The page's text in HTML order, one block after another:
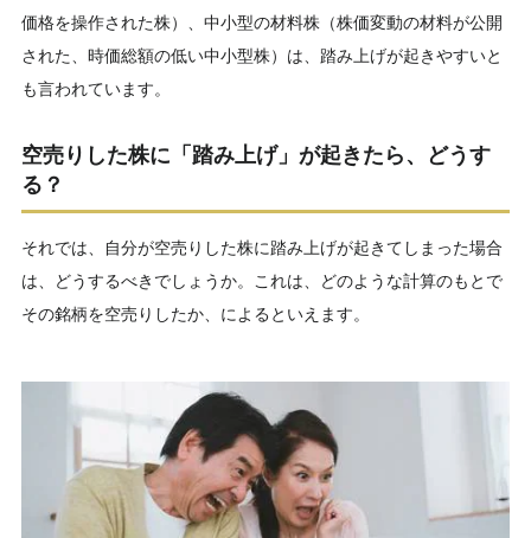
価格を操作された株）、中小型の材料株（株価変動の材料が公開
された、時価総額の低い中小型株）は、踏み上げが起きやすいと
も言われています。
空売りした株に「踏み上げ」が起きたら、どうす
る？
それでは、自分が空売りした株に踏み上げが起きてしまった場合
は、どうするべきでしょうか。これは、どのような計算のもとで
その銘柄を空売りしたか、によるといえます。